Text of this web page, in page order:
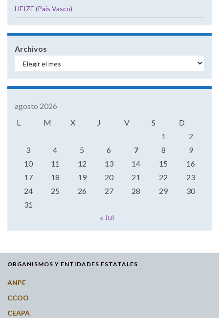
HEIZE (País Vasco)
Archivos
agosto 2026
L
M X J V S
D
1
2
3
4 5 6 7 8
9
10
11 12 13 14 15
16
17
18 19 20 21 22
23
24
25 26 27 28 29
30
31
« Jul
ORGANISMOS Y ENTIDADES ESTATALES
ANPE
CCOO
CEAPA